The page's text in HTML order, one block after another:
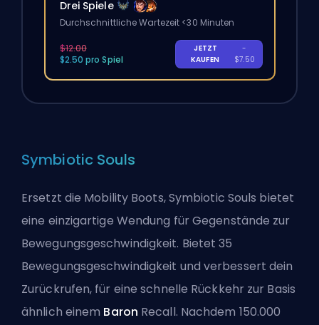
Drei Spiele
Durchschnittliche Wartezeit <30 Minuten
$12.00
$2.50 pro Spiel
JETZT
KAUFEN
-
$7.50
Symbiotic Souls
Ersetzt die Mobility Boots, Symbiotic Souls bietet
eine einzigartige Wendung für Gegenstände zur
Bewegungsgeschwindigkeit. Bietet 35
Bewegungsgeschwindigkeit und verbessert dein
Zurückrufen, für eine schnelle Rückkehr zur Basis
ähnlich einem Baron Recall. Nachdem 150.000